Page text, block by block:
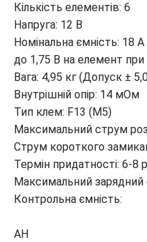
Кількість елементів: 6
Напруга: 12 В
Номінальна ємність: 18
до 1,75 В на елемент при
Вага: 4,95 кг (Допуск ±
Внутрішній опір: 14 мОм
Тип клем: F13 (M5)
Максимальний струм
Струм короткого
Термін придатності: 6-8
Максимальний зарядний
Контрольна ємність:
AH